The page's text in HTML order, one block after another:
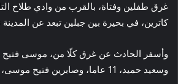
غرق طفلين وفتاة، بالقرب من وادي طلاح
كاترين، في بحيرة بين جبلين تبعد عن المدينة نحو 4 كيلو
وسعيد حميد، 11 عاما، وصابرين فتيح موسى، 20 عاما.